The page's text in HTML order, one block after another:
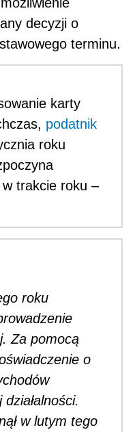
decyzji o
terminu.
karty
podatnik
roku
w trakcie roku –
roku
Za pomocą
o
w lutym tego